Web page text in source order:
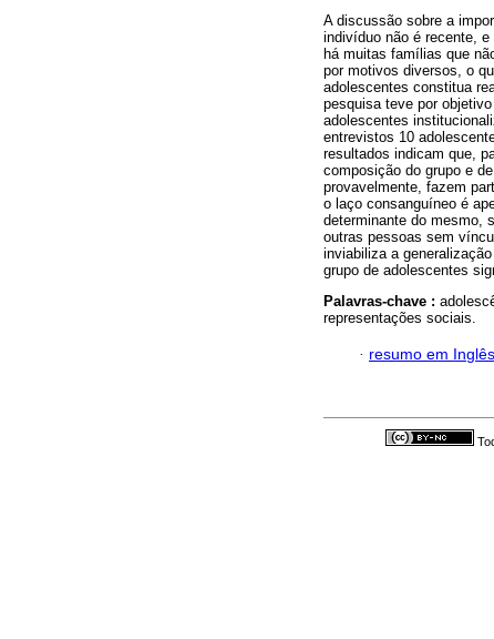
A discussão sobre a
indivíduo não é recente,
há muitas famílias que
por motivos diversos, o
adolescentes constitua
pesquisa teve por
adolescentes
entrevistos 10
resultados indicam que,
composição do grupo e
provavelmente, fazem
o laço consanguíneo é
determinante do mesmo,
outras pessoas sem
inviabiliza a
grupo de adolescentes
Palavras-chave :
representações sociais.
· resumo em Inglês